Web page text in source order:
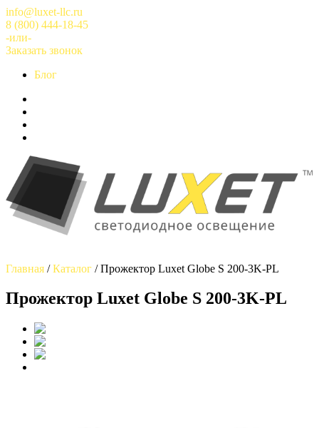
Перейти
к
содержимому
info@luxet-llc.ru
8 (800) 444-18-45
-или-
Заказать звонок
Блог
Главная /Каталог /Прожектор Luxet Globe S 200-3K-PL
Прожектор Luxet Globe S 200-3K-PL